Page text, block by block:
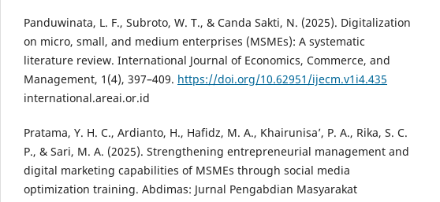
Panduwinata, L. F., Subroto, W. T., & Canda Sakti, N. (2025). Digitalization
on micro, small, and medium enterprises (MSMEs): A systematic
literature review. International Journal of Economics, Commerce, and
Management, 1(4), 397–409. https://doi.org/10.62951/ijecm.v1i4.435
international.areai.or.id
Pratama, Y. H. C., Ardianto, H., Hafidz, M. A., Khairunisa’, P. A., Rika, S. C.
P., & Sari, M. A. (2025). Strengthening entrepreneurial management and
digital marketing capabilities of MSMEs through social media
optimization training. Abdimas: Jurnal Pengabdian Masyarakat